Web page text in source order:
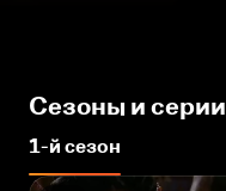
Сезоны и серии
1-й сезон